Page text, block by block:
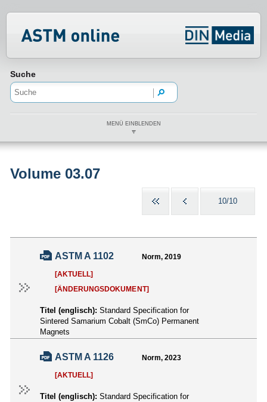
Suche
MENÜ EINBLENDEN
Volume 03.07
10/10
ASTM A 1102 Norm, 2019
[AKTUELL]
[ÄNDERUNGSDOKUMENT]
Titel (englisch): Standard Specification for
Sintered Samarium Cobalt (SmCo) Permanent
Magnets
ASTM A 1126 Norm, 2023
[AKTUELL]
Titel (englisch): Standard Specification for